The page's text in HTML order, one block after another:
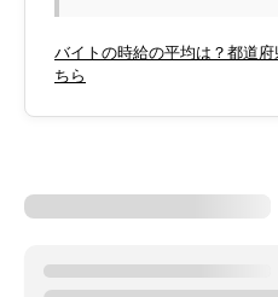
バイトの時給の平均は？都道
ちら